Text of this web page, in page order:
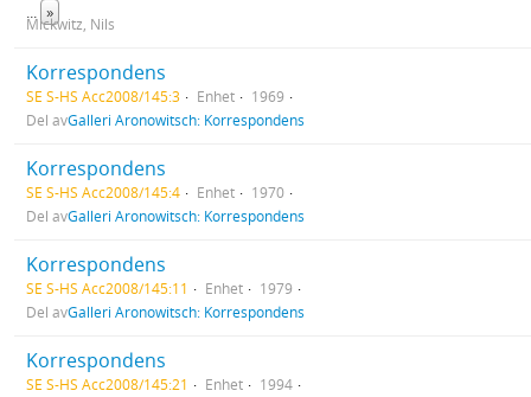
... »
Mickwitz, Nils
Korrespondens
SE S-HS Acc2008/145:3 Enhet
1969
Del avGalleri Aronowitsch: Korrespondens
Korrespondens
SE S-HS Acc2008/145:4 Enhet
1970
Del avGalleri Aronowitsch: Korrespondens
Korrespondens
SE S-HS Acc2008/145:11 Enhet
1979
Del avGalleri Aronowitsch: Korrespondens
Korrespondens
SE S-HS Acc2008/145:21 Enhet
1994